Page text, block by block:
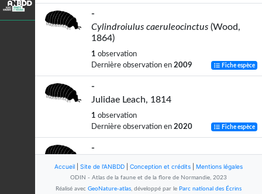
-
Cylindroiulus caeruleocinctus (Wood,
1864)
1 observation
Dernière observation en 2009 Fiche espèce
-
Julidae Leach, 1814
1 observation
Dernière observation en 2020 Fiche espèce
-
Ommatoiulus sabulosus
(Linnaeus, 1758)
3observations
Dernière observation en2019 Fiche espèce
Accueil Site de l'ANBDD Conception et crédits Mentions légales
ODIN - Atlas de la faune et de la flore de Normandie, 2023
Réalisé avec GeoNature-atlas, développé par le Parc national des Écrins